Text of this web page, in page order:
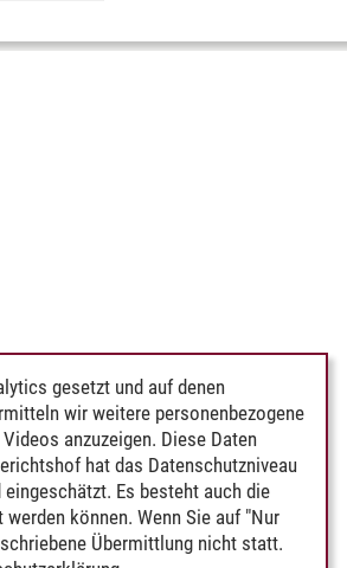
gesetzt und auf denen
wir weitere personenbezogene
anzuzeigen. Diese Daten
hat das Datenschutzniveau
eingeschätzt. Es besteht auch die
können. Wenn Sie auf "Nur
Übermittlung nicht statt.